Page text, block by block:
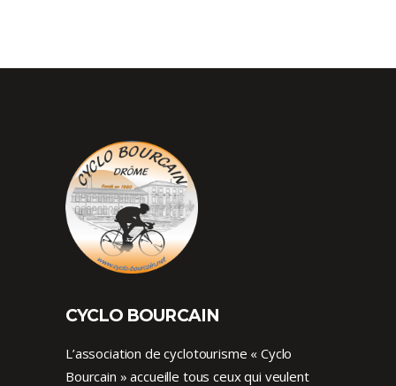
CYCLO BOURCAIN
L’association de cyclotourisme « Cyclo
Bourcain » accueille tous ceux qui veulent